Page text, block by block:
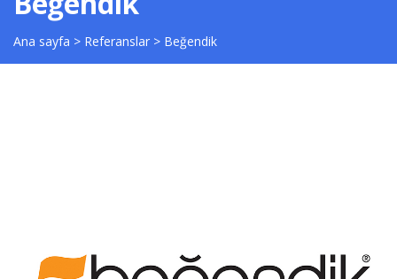
Ana sayfa > Referanslar > Beğendik